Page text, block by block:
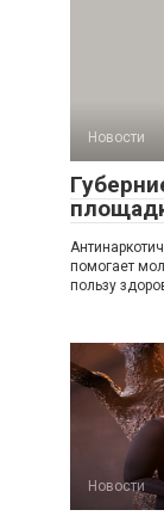
Новости
помогает
пользу
Новости